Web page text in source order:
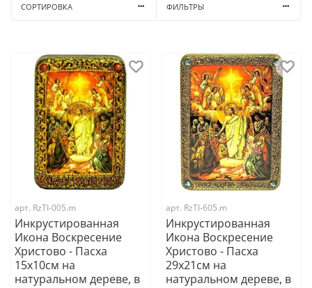
СОРТИРОВКА ФИЛЬТРЫ
арт. RzTI-005.m
Инкрустированная
Икона Воскресение
Христово - Пасха
15х10см на
натуральном дереве, в
арт. RzTI-605.m
Инкрустированная
Икона Воскресение
Христово - Пасха
29х21см на
натуральном дереве, в